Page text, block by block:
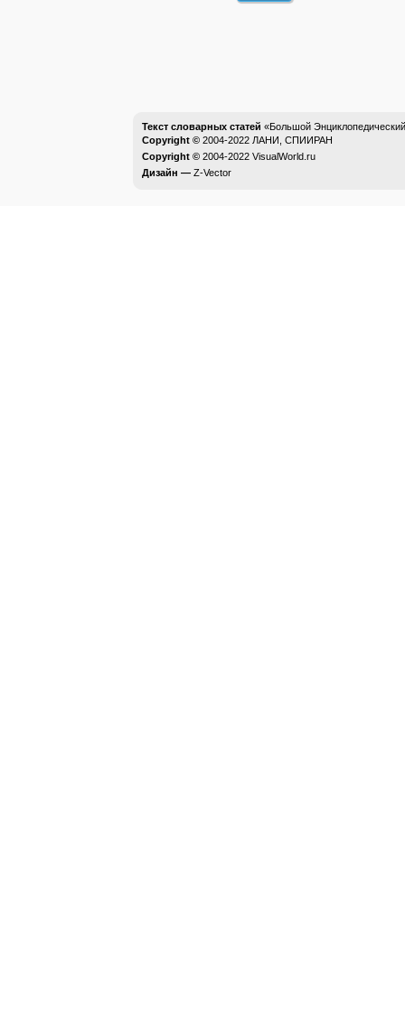
Текст словарных статей «Большой
Copyright © 2004-2022 ЛАНИ, СПИИРАН
Copyright © 2004-2022 VisualWorld.ru
Дизайн — Z-Vector